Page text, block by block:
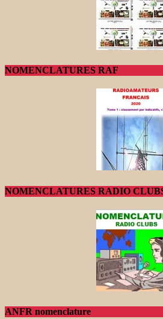
NOMENCLATURES RAF
NOMENCLATURES RADIO
ANFR nomenclature